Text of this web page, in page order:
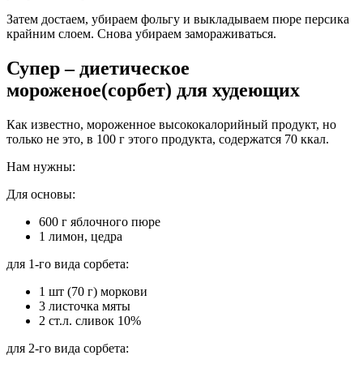
Затем достаем, убираем фольгу и выкладываем пюре персика
крайним слоем. Снова убираем замораживаться.
Супер – диетическое
мороженое(сорбет) для худеющих
Как известно, мороженное высококалорийный продукт, но
только не это, в 100 г этого продукта, содержатся 70 ккал.
Нам нужны:
Для основы:
600 г яблочного пюре
1 лимон, цедра
для 1-го вида сорбета:
1 шт (70 г) моркови
3 листочка мяты
2 ст.л. сливок 10%
для 2-го вида сорбета: